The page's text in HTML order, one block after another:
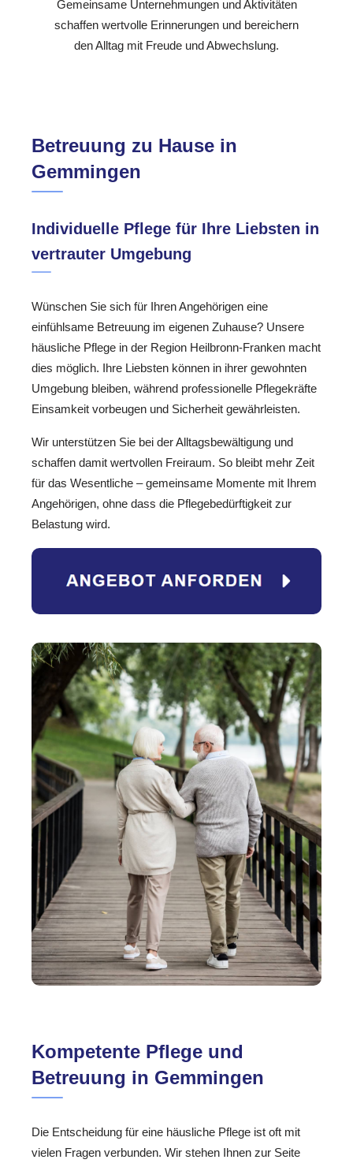
Gemeinsame Unternehmungen und Aktivitäten
schaffen wertvolle Erinnerungen und bereichern
den Alltag mit Freude und Abwechslung.
Betreuung zu Hause in
Gemmingen
Individuelle Pflege für Ihre Liebsten in
vertrauter Umgebung
Wünschen Sie sich für Ihren Angehörigen eine
einfühlsame Betreuung im eigenen Zuhause? Unsere
häusliche Pflege in der Region Heilbronn-Franken macht
dies möglich. Ihre Liebsten können in ihrer gewohnten
Umgebung bleiben, während professionelle Pflegekräfte
Einsamkeit vorbeugen und Sicherheit gewährleisten.
Wir unterstützen Sie bei der Alltagsbewältigung und
schaffen damit wertvollen Freiraum. So bleibt mehr Zeit
für das Wesentliche – gemeinsame Momente mit Ihrem
Angehörigen, ohne dass die Pflegebedürftigkeit zur
Belastung wird.
Kompetente Pflege und
Betreuung in Gemmingen
Die Entscheidung für eine häusliche Pflege ist oft mit
vielen Fragen verbunden. Wir stehen Ihnen zur Seite